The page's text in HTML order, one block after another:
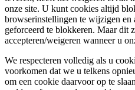
onze site. U kunt cookies altijd
browserinstellingen te wijzigen en
geforceerd te blokkeren. Maar dit
accepteren/weigeren wanneer u
We respecteren volledig als u
voorkomen dat we u telkens
om een cookie daarvoor op te